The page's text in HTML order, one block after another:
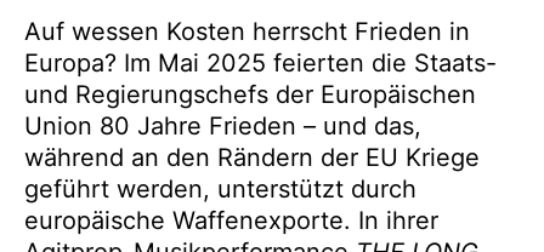
Auf wessen Kosten herrscht Frieden in
Europa? Im Mai 2025 feierten die Staats-
und Regierungschefs der Europäischen
Union 80 Jahre Frieden – und das,
während an den Rändern der EU Kriege
geführt werden, unterstützt durch
europäische Waffenexporte. In ihrer